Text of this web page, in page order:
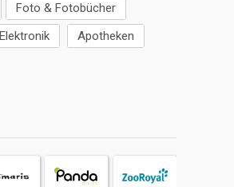
Foto & Fotobücher
Elektronik
Apotheken